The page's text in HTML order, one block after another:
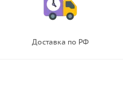
Доставка по РФ